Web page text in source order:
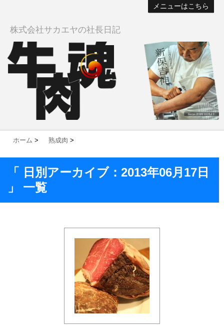
メニューはこちら
株式会社サカエヤの社長日記
ホーム > 熟成肉 >
「 日別アーカイブ：2013年06月17日
」 一覧